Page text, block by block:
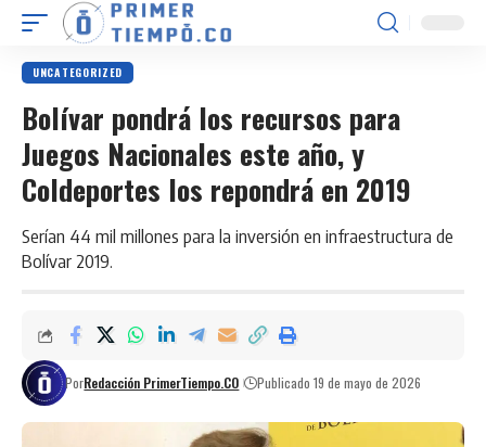
UNCATEGORIZED
Bolívar pondrá los recursos para
Juegos Nacionales este año, y
Coldeportes los repondrá en 2019
Serían 44 mil millones para la inversión en infraestructura de
Bolívar 2019.
PorRedacción PrimerTiempo.CO Publicado 19 de mayo de 2026